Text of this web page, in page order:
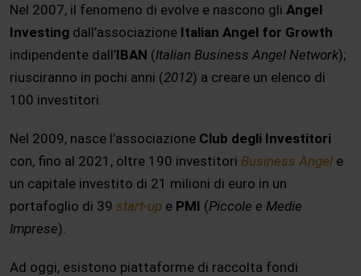
Nel 2007, il fenomeno di evolve e nascono gli Angel
Investing dall’associazione Italian Angel for Growth
indipendente dall’IBAN (Italian Business Angel Network);
riusciranno in pochi anni (2012) a creare un elenco di
100 investitori.
Nel 2009, nasce l’associazione Club degli Investitori
con, fino al 2021, oltre 190 investitori Business Angel e
un capitale investito di 21 milioni di euro in un
portafoglio di 39 start-up e PMI (Piccole e Medie
Imprese).
Ad oggi, esistono piattaforme di raccolta fondi